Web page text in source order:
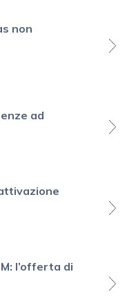
non
ad
l’offerta di